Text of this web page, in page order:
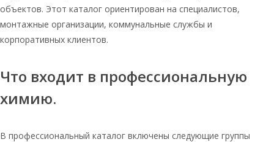
Таблетированная соль 25
Соль таблетированная экстра мешок
25 кг
таблетированная мешками по 25 кг
систем очистки воды
объектов. Этот каталог ориентирован на специалистов,
монтажные организации, коммунальные службы и
корпоративных клиентов.
Что входит в профессиональную
химию.
В профессиональный каталог включены следующие группы